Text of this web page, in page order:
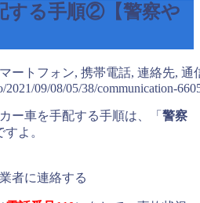
する手順②【警察や
2021/09/08/05/38/communication-
ー車を手配する手順は、「 警察
すよ。
者に連絡する